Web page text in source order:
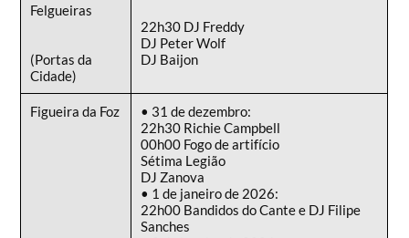
Felgueiras
(Portas da
Cidade)
22h30 DJ Freddy
DJ Peter Wolf
DJ Baijon
Figueira da Foz
• 31 de dezembro:
22h30 Richie Campbell
00h00 Fogo de artifício
Sétima Legião
DJ Zanova
• 1 de janeiro de 2026:
22h00 Bandidos do Cante e DJ Filipe
Sanches